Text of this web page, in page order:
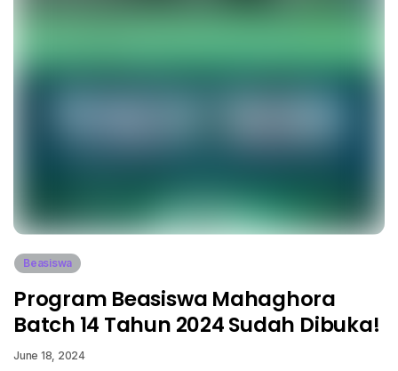
Beasiswa
Program Beasiswa Mahaghora
Batch 14 Tahun 2024 Sudah Dibuka!
June 18, 2024